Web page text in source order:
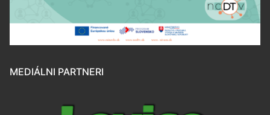
MEDIÁLNI PARTNERI